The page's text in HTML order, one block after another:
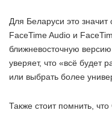
Для Беларуси это
FaceTime Audio и
ближневосточную
уверяет, что «всё будет
или выбрать более
Также стоит помнить,